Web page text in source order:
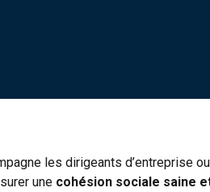
les dirigeants d’entreprise
une cohésion sociale saine